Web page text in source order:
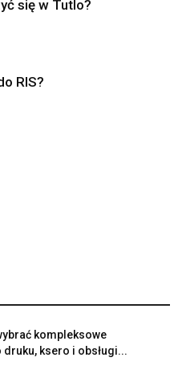
się w Tutlo?
RIS?
kompleksowe
ksero i obsługi...